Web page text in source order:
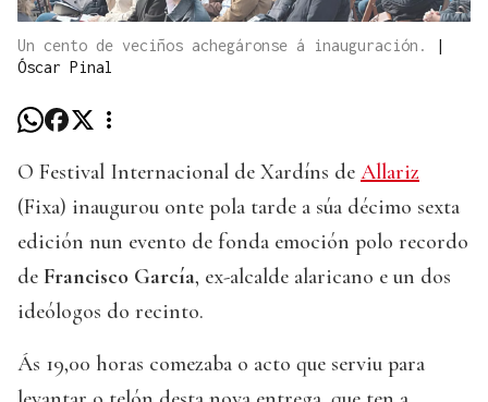
Un cento de veciños achegáronse á inauguración.
|
Óscar Pinal
O Festival Internacional de Xardíns de Allariz
(Fixa) inaugurou onte pola tarde a súa décimo sexta
edición nun evento de fonda emoción polo recordo
de Francisco García, ex-alcalde alaricano e un dos
ideólogos do recinto.
Ás 19,00 horas comezaba o acto que serviu para